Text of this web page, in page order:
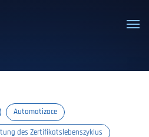
SSL/TLS-
Automatizace
des Zertifikatslebenszyklus